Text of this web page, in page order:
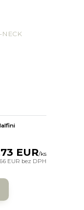
EUR/ks
EUR bez DPH